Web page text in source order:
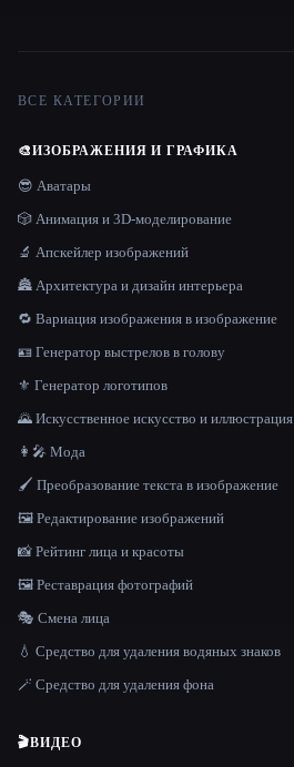
ВСЕ КАТЕГОРИИ
🎨ИЗОБРАЖЕНИЯ И ГРАФИКА
😎 Аватары
🎲 Анимация и 3D-моделирование
🔬 Апскейлер изображений
🏯 Архитектура и дизайн интерьера
🔁 Вариация изображения в изображение
🪪 Генератор выстрелов в голову
⚜️ Генератор логотипов
🌄 Искусственное искусство и иллюстрация
👩‍🎤 Мода
🖌️ Преобразование текста в изображение
🖼️ Редактирование изображений
📸 Рейтинг лица и красоты
🖼️ Реставрация фотографий
🎭 Смена лица
💧 Средство для удаления водяных знаков
🪄 Средство для удаления фона
🎬ВИДЕО